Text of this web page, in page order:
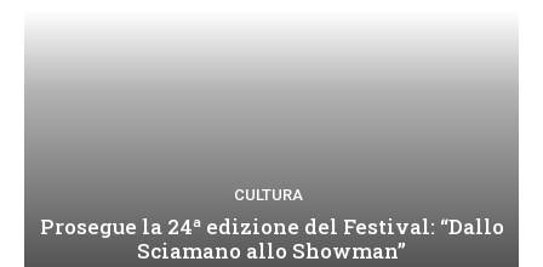
CULTURA
Prosegue la 24ª edizione del Festival: “Dallo
Sciamano allo Showman”